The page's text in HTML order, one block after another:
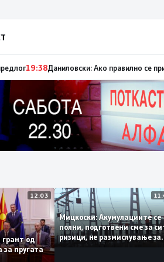
на талогот на СДСМ му пука и
12:03
грант од
за пругата
Мицкоски: Акумулациите
полни, подготвени сме
ризици, не размислување
поскапување на струјата